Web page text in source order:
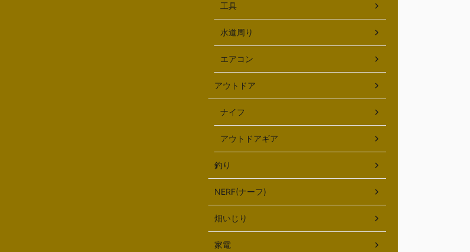
工具
水道周り
エアコン
アウトドア
ナイフ
アウトドアギア
釣り
NERF(ナーフ)
畑いじり
家電